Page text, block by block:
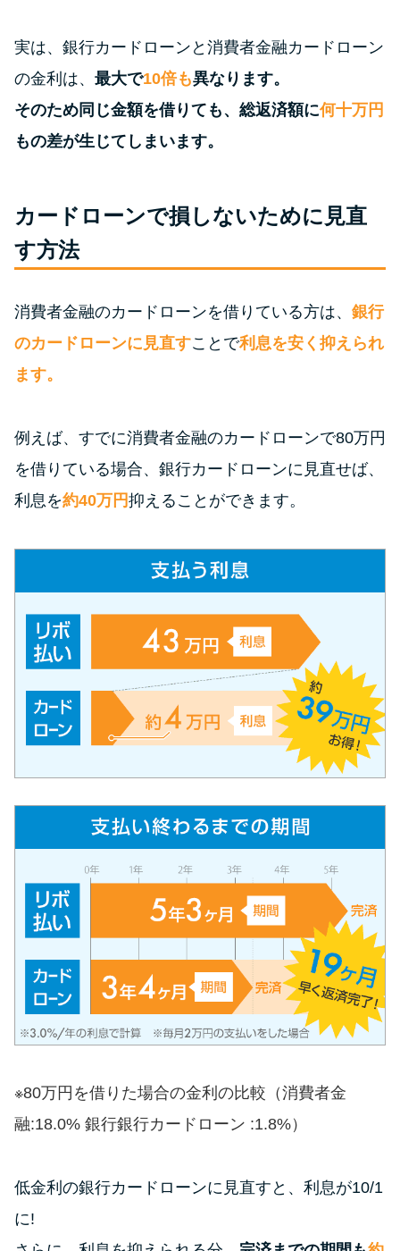
特集ページ一覧
種類や特徴で探す
銀行カードローンを選ぶべき4つ
無利息期間を利用して利息0円で
その他コラム
処法3つ
家賃払えないが強制退去は避け
街金とは？絶対審査通る？借金
に悩む人へ街金をおすすめしな
い理由
質屋でお金を借りるには？年利
やシステムをカードローンと比
較
未成年でもお金を借りられる？
学生がお金を借りる方法があ
る？
学生がお金を借りる方法は？親
へのバレにくさや将来への影響
ソフト闇金とは？悪質な手口に
は要注意！
090金融（闇金）からお金を借り
の対処法
申し込みブラックとは?判断の目
実は、銀行カードローンと消費者金融カードローン
の金利は、 最大で10倍も異なります。
そのため同じ金額を借りても、総返済額に何十万円
もの差が生じてしまいます。
カードローンで損しないために見直
す方法
消費者金融のカードローンを借りている方は、 銀行
のカードローンに見直すことで利息を安く抑えられ
ます。
例えば、すでに消費者金融のカードローンで80万円
を借りている場合、銀行カードローンに見直せば、
利息を約40万円抑えることができます。
※80万円を借りた場合の金利の比較（消費者金
融:18.0% 銀行銀行カードローン :1.8%）
低金利の銀行カードローンに見直すと、利息が10/1
に!